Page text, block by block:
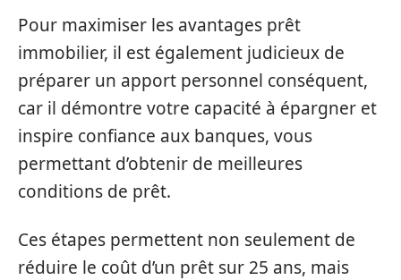
Pour maximiser les avantages prêt
immobilier, il est également judicieux de
préparer un apport personnel conséquent,
car il démontre votre capacité à épargner et
inspire confiance aux banques, vous
permettant d’obtenir de meilleures
conditions de prêt.
Ces étapes permettent non seulement de
réduire le coût d’un prêt sur 25 ans, mais